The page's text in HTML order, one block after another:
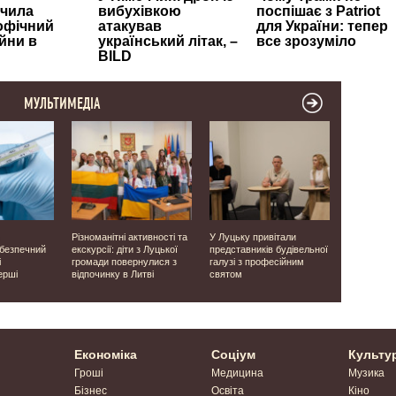
МУЛЬТИМЕДІА
Різноманітні активності та
екскурсії: діти з Луцької
громади повернулися з
відпочинку в Литві
У Луцьку привітали
представників будівельної
галузі з професійним
святом
Економіка
Гроші
Бізнес
Соціум
Медицина
Освіта
Музика
Кіно